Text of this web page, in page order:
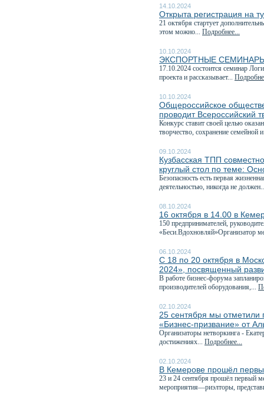
14.10.2024
Открыта регистрация на
21 октября стартует
этом можно... Подробнее...
10.10.2024
ЭКСПОРТНЫЕ
17.10.2024 состоится семинар
проекта и рассказывает...
10.10.2024
Общероссийское
проводит Всероссийский
Конкурс ставит своей целью
творчество, сохранение семейной
09.10.2024
Кузбасская ТПП
круглый стол по теме:
Безопасность есть первая
деятельностью, никогда не
08.10.2024
16 октября в 14.00 в
150 предпринимателей,
«Беси.Вдохновляй»Организатор
06.10.2024
С 18 по 20 октября в
2024», посвященный
В работе бизнес-форума
производителей оборудования,...
02.10.2024
25 сентября мы отметили
«Бизнес-призвание» от
Организаторы нетворкинга -
достижениях... Подробнее...
02.10.2024
В Кемерове прошёл
23 и 24 сентября прошёл первый
мероприятия—риэлторы,